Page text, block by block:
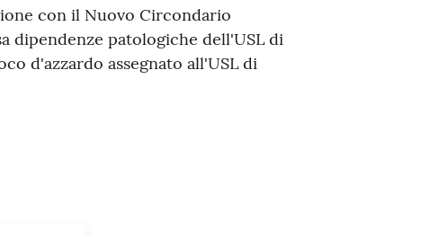
con il Nuovo Circondario
dipendenze patologiche dell'USL di
d'azzardo assegnato all'USL di